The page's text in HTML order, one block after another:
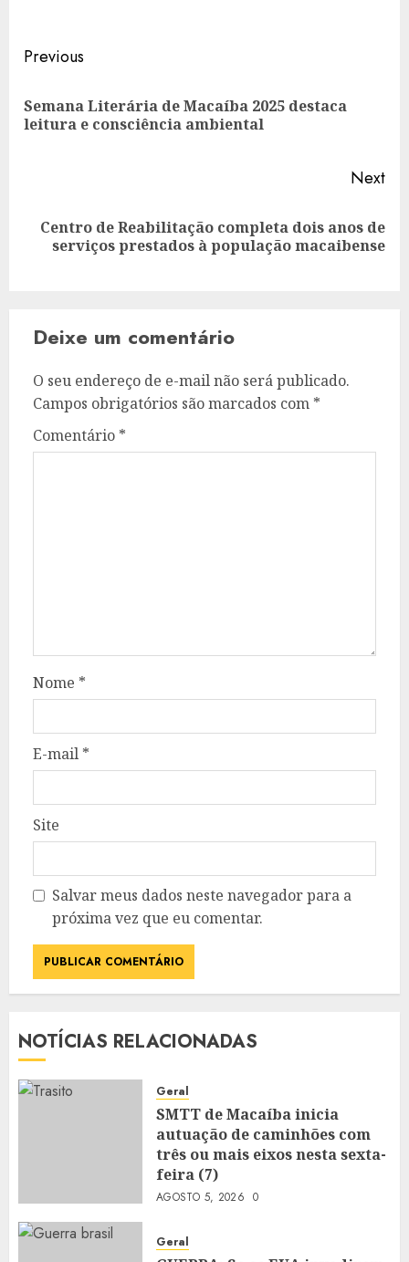
Post
navigation
Previous
Semana Literária de Macaíba 2025 destaca
leitura e consciência ambiental
Next
Next
post:
Centro de Reabilitação completa dois anos de
serviços prestados à população macaibense
Deixe um comentário
O seu endereço de e-mail não será publicado.
Campos obrigatórios são marcados com *
Comentário *
Nome *
E-mail *
Site
Salvar meus dados neste navegador para a
próxima vez que eu comentar.
NOTÍCIAS RELACIONADAS
Geral
SMTT de Macaíba inicia
autuação de caminhões com
três ou mais eixos nesta sexta-
feira (7)
AGOSTO 5, 2026 0
Geral